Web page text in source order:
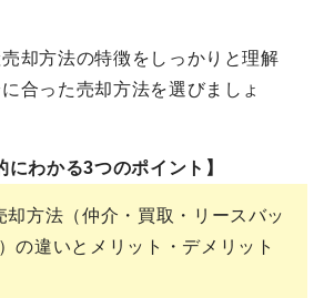
却方法の特徴をしっかりと理解
合った売却方法を選びましょ
にわかる3つのポイント】
却方法（仲介・買取・リースバッ
の違いとメリット・デメリット